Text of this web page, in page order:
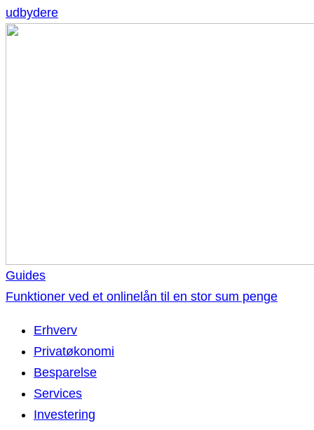
udbydere
Guides
Funktioner ved et onlinelån til en stor sum penge
Erhverv
Privatøkonomi
Besparelse
Services
Investering